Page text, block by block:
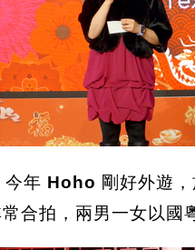
今年 Hoho 剛好外遊
合拍，兩男一女以國